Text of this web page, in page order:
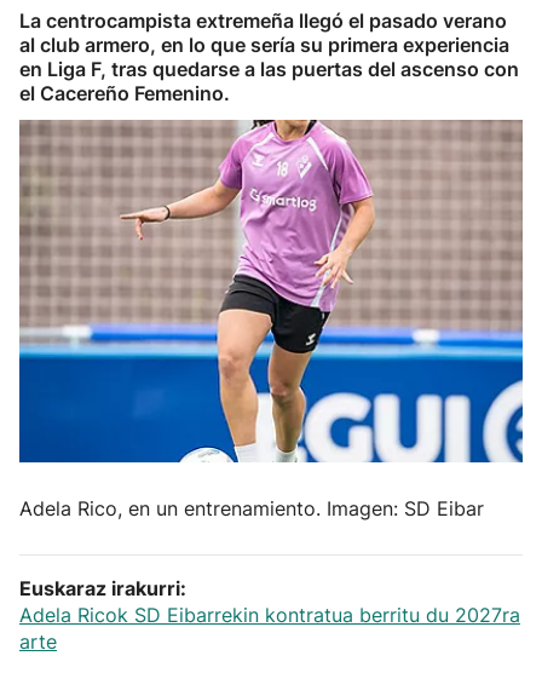
Remo
Baloncesto
Ciclismo
Herri-kirolak
Balonmano
Carreras de montaña
"Helmuga"
La centrocampista extremeña llegó el pasado verano
al club armero, en lo que sería su primera experiencia
en Liga F, tras quedarse a las puertas del ascenso con
el Cacereño Femenino.
Adela Rico, en un entrenamiento. Imagen: SD Eibar
Euskaraz irakurri:
Adela Ricok SD Eibarrekin kontratua berritu du 2027ra
arte